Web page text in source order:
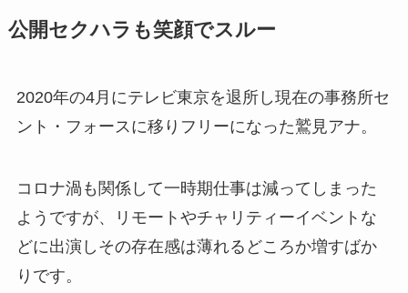
公開セクハラも笑顔でスルー
2020年の4月にテレビ東京を退所し現在の事務所セ
ント・フォースに移りフリーになった鷲見アナ。
コロナ渦も関係して一時期仕事は減ってしまった
ようですが、リモートやチャリティーイベントな
どに出演しその存在感は薄れるどころか増すばか
りです。